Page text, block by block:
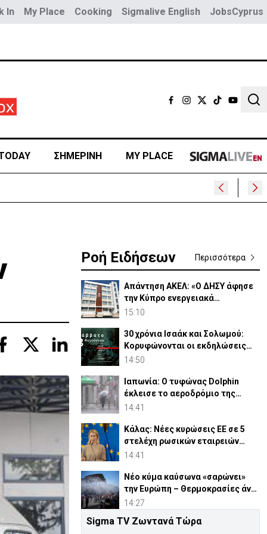
In My Place Cooking Sigmalive English JobsCyprus
ΣΗΜΕΡΙΝΗ MY PLACE
Ροή Ειδήσεων Περισσότερα
Απάντηση ΑΚΕΛ: «Ο ΔΗΣΥ άφησε
την Κύπρο ενεργειακά
ανοχύρωτη»
15:10
30 χρόνια Ισαάκ και Σολωμού:
Κορυφώνονται οι εκδηλώσεις
μνήμης (ΒΙΝΤΕΟ)
14:50
Ιαπωνία: Ο τυφώνας Dolphin
έκλεισε το αεροδρόμιο της
Οκινάουα (vid)
14:41
Κάλας: Νέες κυρώσεις ΕΕ σε 5
στελέχη ρωσικών εταιρειών
στρατιωτικού εξοπλισμού
14:41
Νέο κύμα καύσωνα «σαρώνει»
την Ευρώπη – Θερμοκρασίες άνω
των 40°C
14:27
Τουρκικά ΜΜΕ: Γιατί οι Τούρκοι
Sigma TV Ζωντανά Τώρα